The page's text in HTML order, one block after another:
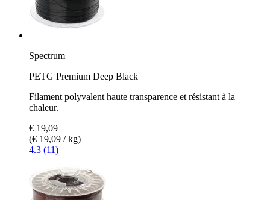
Spectrum
PETG Premium Deep Black
Filament polyvalent haute transparence et résistant à la
chaleur.
€ 19,09
(€ 19,09 / kg)
4.3 (11)